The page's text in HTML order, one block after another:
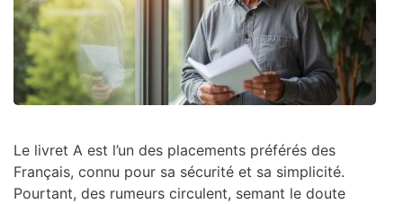
Le livret A est l’un des placements préférés des
Français, connu pour sa sécurité et sa simplicité.
Pourtant, des rumeurs circulent, semant le doute